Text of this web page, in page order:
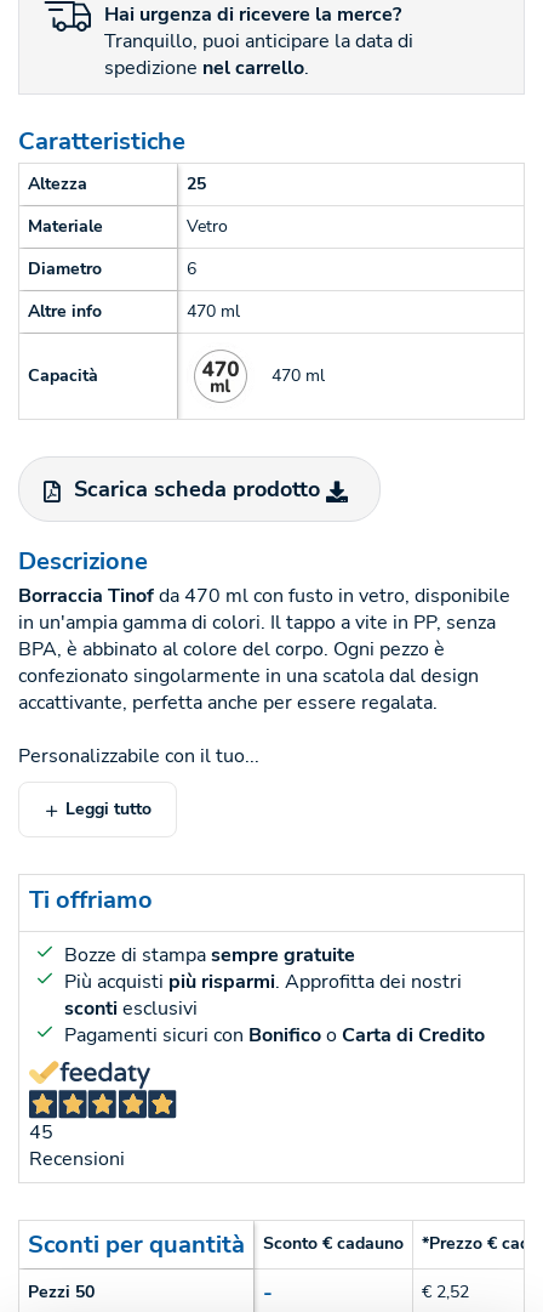
Hai urgenza di ricevere la merce?
Tranquillo, puoi anticipare la data di
spedizione nel carrello.
Caratteristiche
Altezza
25
Materiale
Vetro
Diametro
6
Altre info
470 ml
Capacità 470 ml
Scarica scheda prodotto
Descrizione
Borraccia Tinofda 470 ml con fusto in vetro, disponibile
in un'ampia gamma di colori. Il tappo a vite in PP, senza
BPA, è abbinato al colore del corpo. Ogni pezzo è
confezionato singolarmente in una scatola dal design
accattivante, perfetta anche per essere regalata.
Personalizzabile con il tuo...
Leggi tutto
Ti offriamo
Bozze di stampasempre gratuite
Più acquisti più risparmi. Approfitta dei nostri
scontiesclusivi
Pagamenti sicuri con BonificooCarta di Credito
45
Recensioni
Sconti per quantità Sconto € cadauno *Prezzo €
Pezzi 50 - € 2,52